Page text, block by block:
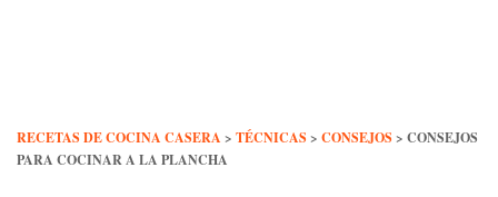
RECETAS DE COCINA CASERA > TÉCNICAS > CONSEJOS > CONSEJOS
PARA COCINAR A LA PLANCHA